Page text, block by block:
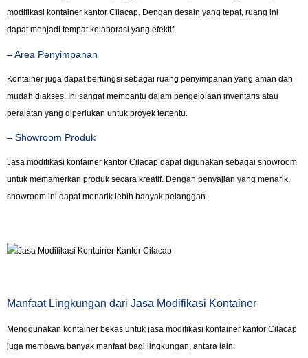
modifikasi kontainer kantor Cilacap. Dengan desain yang tepat, ruang ini
dapat menjadi tempat kolaborasi yang efektif.
– Area Penyimpanan
Kontainer juga dapat berfungsi sebagai ruang penyimpanan yang aman dan
mudah diakses. Ini sangat membantu dalam pengelolaan inventaris atau
peralatan yang diperlukan untuk proyek tertentu.
– Showroom Produk
Jasa modifikasi kontainer kantor Cilacap dapat digunakan sebagai showroom
untuk memamerkan produk secara kreatif. Dengan penyajian yang menarik,
showroom ini dapat menarik lebih banyak pelanggan.
Manfaat Lingkungan dari Jasa Modifikasi Kontainer
Menggunakan kontainer bekas untuk jasa modifikasi kontainer kantor Cilacap
juga membawa banyak manfaat bagi lingkungan, antara lain: